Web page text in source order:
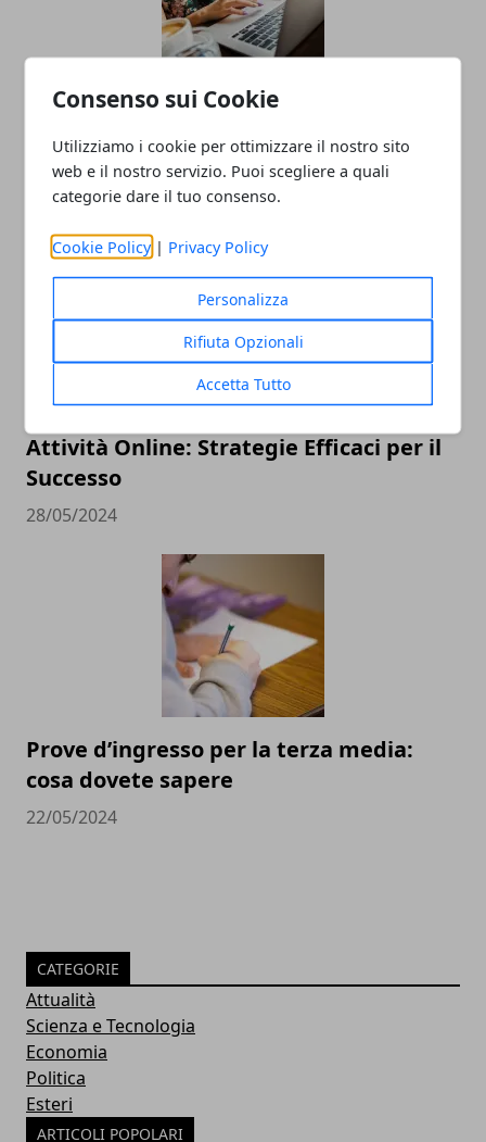
Consenso sui Cookie
Utilizziamo i cookie per ottimizzare il nostro sito
web e il nostro servizio. Puoi scegliere a quali
categorie dare il tuo consenso.
Cookie Policy | Privacy Policy
Personalizza
Rifiuta Opzionali
Accetta Tutto
L'importanza della salute e sicurezza
nei lavori a turno
04/11/2024
Come Spiccare e Generare Lead con
Attività Online: Strategie Efficaci per il
Successo
28/05/2024
Prove d’ingresso per la terza media:
cosa dovete sapere
22/05/2024
CATEGORIE
Attualità
Scienza e Tecnologia
Economia
Politica
Esteri
ARTICOLI POPOLARI